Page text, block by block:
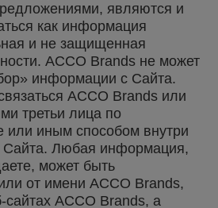
являются и
как информация
и не защищенная
ACCO Brands не может
информации с Сайта.
ACCO Brands или
третьи лица по
или иным способом внутри
Сайта. Любая информация,
может быть
от имени ACCO Brands,
ACCO Brands, а